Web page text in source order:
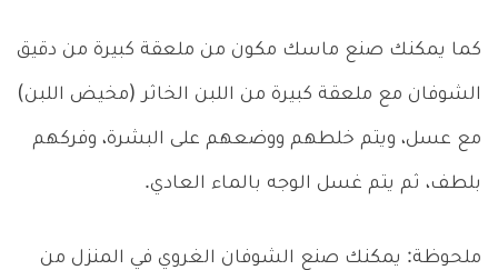
كما يمكنك صنع ماسك مكون من ملعقة كبيرة من دقيق
الشوفان مع ملعقة كبيرة من اللبن الخاثر (مخيض اللبن)
مع عسل، ويتم خلطهم ووضعهم على البشرة، وفركهم
بلطف، ثم يتم غسل الوجه بالماء العادي.
ملحوظة: يمكنك صنع الشوفان الغروي في المنزل من